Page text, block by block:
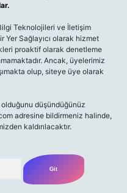
Teknolojileri ve İletişim
Yer Sağlayıcı olarak hizmet
proaktif olarak denetleme
Ancak, üyelerimiz
olup, siteye üye olarak
düşündüğünüz
adresine bildirmeniz halinde,
kaldırılacaktır.